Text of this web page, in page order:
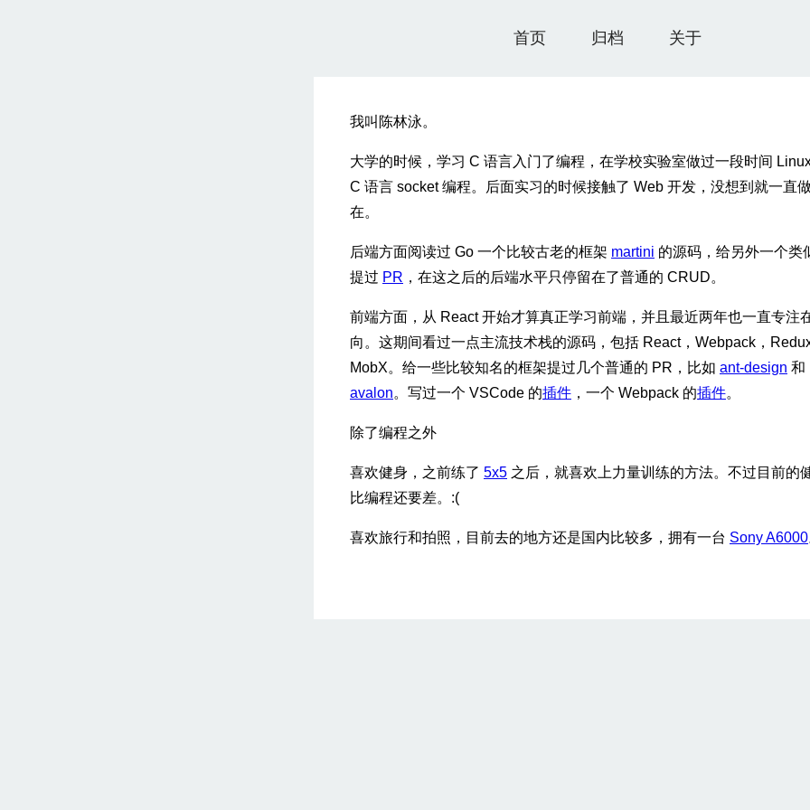
首页 归档 关于
我叫陈林泳。
大学的时候，学习 C 语言入门了编程，在学校实验室做过一段时间
C 语言 socket 编程。后面实习的时候接触了 Web 开发，没想到就一直
在。
后端方面阅读过 Go 一个比较古老的框架 martini 的源码，给另外一个类
提过 PR ，在这之后的后端水平只停留在了普通的 CRUD。
前端方面，从 React 开始才算真正学习前端，并且最近两年也一直专注
向。这期间看过一点主流技术栈的源码，包括 React，Webpack，Redux
MobX。给一些比较知名的框架提过几个普通的 PR，比如 ant-design 和
avalon。写过一个 VSCode 的插件 ，一个 Webpack 的插件。
除了编程之外
喜欢健身，之前练了 5x5 之后，就喜欢上力量训练的方法。不过目前的
比编程还要差。:(
喜欢旅行和拍照，目前去的地方还是国内比较多，拥有一台 Sony A6000